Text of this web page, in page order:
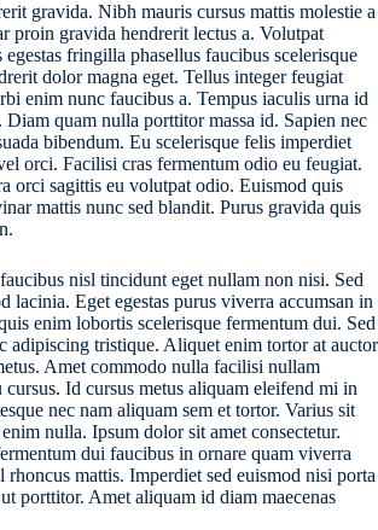
gravida. Nibh mauris cursus mattis molestie a
proin gravida hendrerit lectus a. Volutpat
egestas fringilla phasellus faucibus scelerisque
dolor magna eget. Tellus integer feugiat
enim nunc faucibus a. Tempus iaculis urna id
Diam quam nulla porttitor massa id. Sapien nec
bibendum. Eu scelerisque felis imperdiet
orci. Facilisi cras fermentum odio eu feugiat.
orci sagittis eu volutpat odio. Euismod quis
mattis nunc sed blandit. Purus gravida quis
nisl tincidunt eget nullam non nisi. Sed
lacinia. Eget egestas purus viverra accumsan in
enim lobortis scelerisque fermentum dui. Sed
adipiscing tristique. Aliquet enim tortor at auctor
Amet commodo nulla facilisi nullam
Id cursus metus aliquam eleifend mi in
nec nam aliquam sem et tortor. Varius sit
nulla. Ipsum dolor sit amet consectetur.
dui faucibus in ornare quam viverra
mattis. Imperdiet sed euismod nisi porta
porttitor. Amet aliquam id diam maecenas